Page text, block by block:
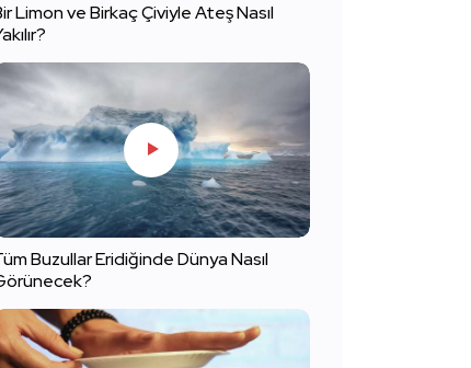
Limon ve Birkaç Çiviyle Ateş Nasıl
Buzullar Eridiğinde Dünya Nasıl